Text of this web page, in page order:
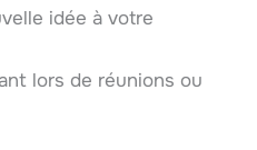
idée à votre
lors de réunions ou